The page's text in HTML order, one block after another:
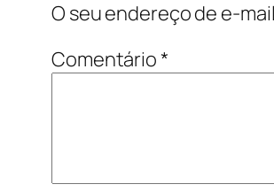
O seu endereço de e-
Comentário*